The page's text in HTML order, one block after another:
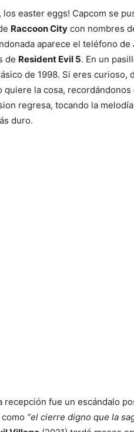
los easter eggs! Capcom se
Raccoon City con nombres
aparece el teléfono de
de Resident Evil 5. En un
de 1998. Si eres curioso,
quiere la cosa,
regresa, tocando la
duro.
recepción fue un escándalo
“el cierre digno que la